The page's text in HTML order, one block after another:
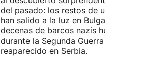
del pasado: los restos de un mamut
han salido a la luz en Bulgaria y
decenas de barcos nazis hundidos
durante la Segunda Guerra Mundial
reaparecido en Serbia.